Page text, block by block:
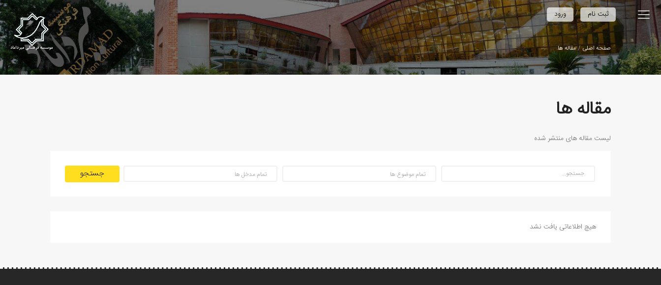
ورود / ثبت نام
صفحه اصلی مقاله ها
مقاله ها
لیست مقاله های منتشر شده
جستجو
هیچ اطلاعاتی یافت نشد